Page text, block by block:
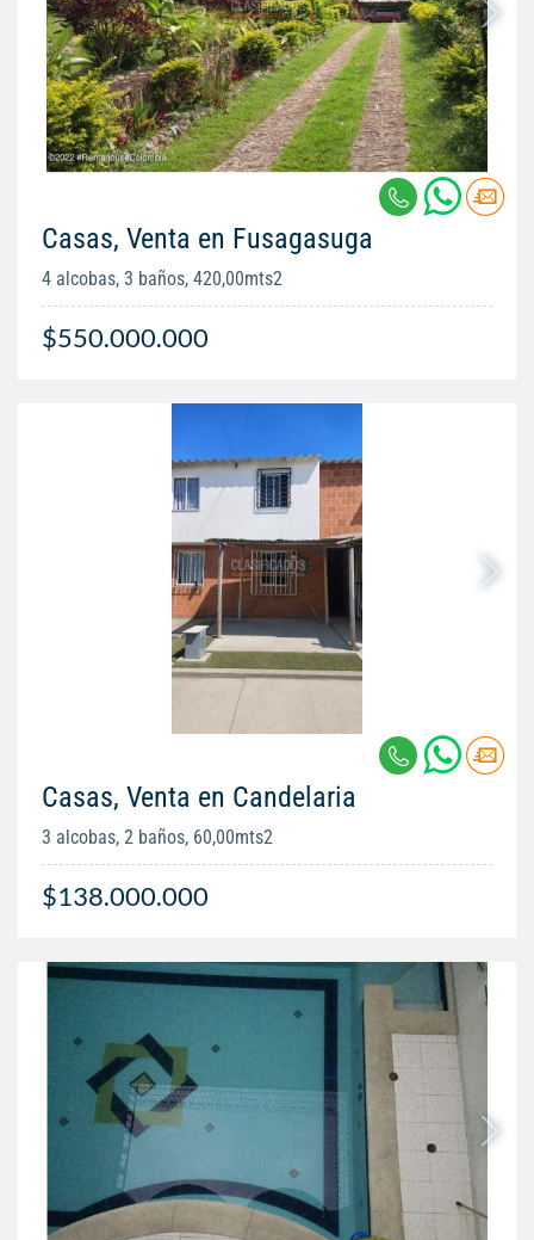
Casas, Venta en Fusagasuga
4 alcobas, 3 baños, 420,00mts2
$550.000.000
Casas, Venta en Candelaria
3 alcobas, 2 baños, 60,00mts2
$138.000.000